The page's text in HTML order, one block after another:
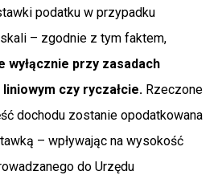
podatku w przypadku
– zgodnie z tym faktem,
wyłącznie przy zasadach
czy ryczałcie. Rzeczone
dochodu zostanie opodatkowana
– wpływając na wysokość
do Urzędu